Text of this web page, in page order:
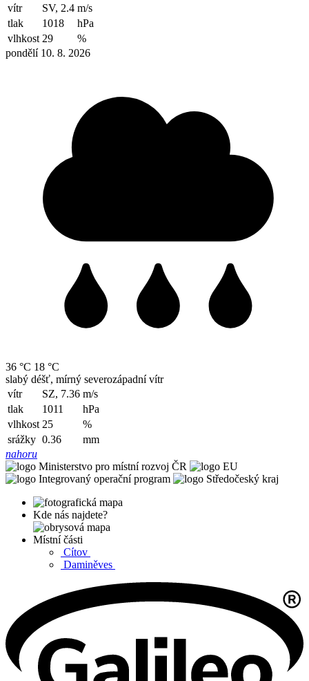
vítr
SV, 2.4 m/s
tlak
1018
hPa
vlhkost 29
%
pondělí 10. 8. 2026
36 °C 18 °C
slabý déšť, mírný severozápadní vítr
vítr
SZ, 7.36 m/s
tlak
1011
hPa
vlhkost 25
%
srážky 0.36
mm
nahoru
Kde nás najdete?
Místní části
Cítov
Daminěves